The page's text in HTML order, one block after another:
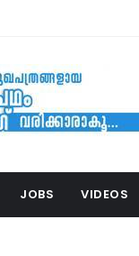
JOBS VIDEOS